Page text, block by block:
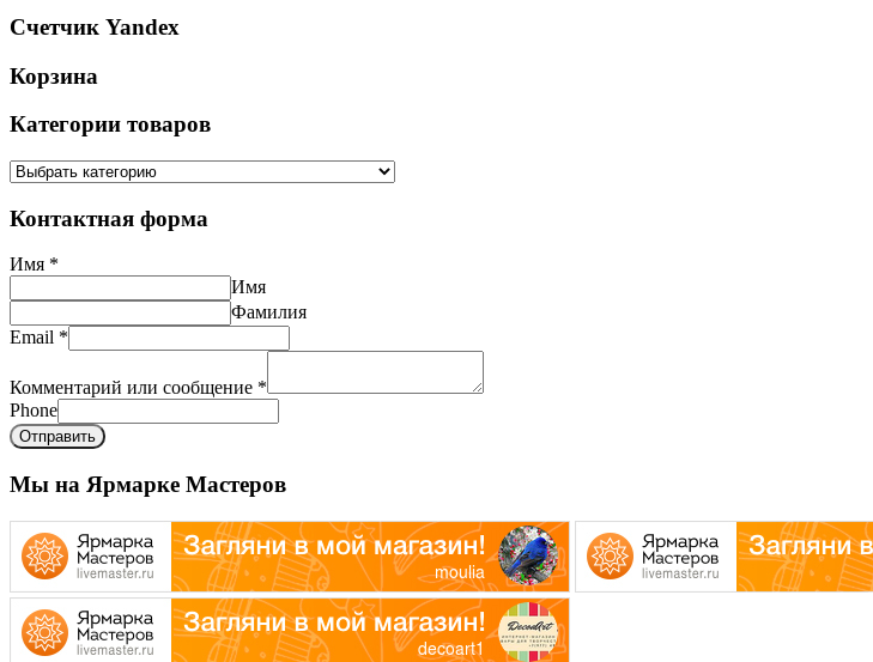
Счетчик Yandex
Корзина
Категории товаров
Контактная форма
Имя *
Имя
Фамилия
Email *
Комментарий или сообщение *
Phone
Отправить
Мы на Ярмарке Мастеров